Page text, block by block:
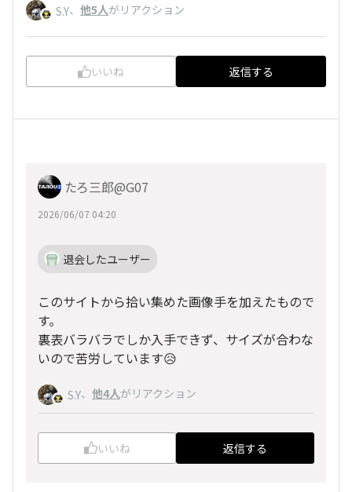
S.Y、 他5人がリアクション
いいね 返信する
たろ三郎@G07
2026/06/07 04:20
退会したユーザー
このサイトから拾い集めた画像手を加えたもので
す。
裏表バラバラでしか入手できず、サイズが合わな
いので苦労しています😥
S.Y、 他4人がリアクション
いいね 返信する